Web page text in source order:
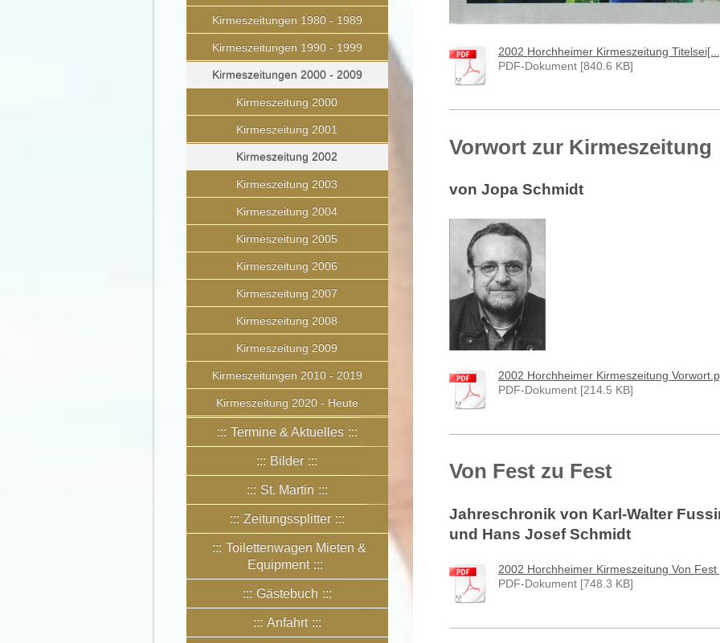
Kirmeszeitungen 1980 - 1989
Kirmeszeitungen 1990 - 1999
Kirmeszeitungen 2000 - 2009
Kirmeszeitung 2000
Kirmeszeitung 2001
Kirmeszeitung 2002
Kirmeszeitung 2003
Kirmeszeitung 2004
Kirmeszeitung 2005
Kirmeszeitung 2006
Kirmeszeitung 2007
Kirmeszeitung 2008
Kirmeszeitung 2009
Kirmeszeitungen 2010 - 2019
Kirmeszeitung 2020 - Heute
Termine & Aktuelles
Bilder
St. Martin
Zeitungssplitter
Toilettenwagen Mieten &
Equipment
Gästebuch
Anfahrt
2002 Horchheimer Kirmeszeitung
PDF-Dokument [840.6 KB]
Vorwort zur Kirmeszeitung
von Jopa Schmidt
2002 Horchheimer Kirmeszeitung
PDF-Dokument [214.5 KB]
Von Fest zu Fest
Jahreschronik von Karl-Walter
und Hans Josef Schmidt
2002 Horchheimer Kirmeszeitung Von Fest
PDF-Dokument [748.3 KB]